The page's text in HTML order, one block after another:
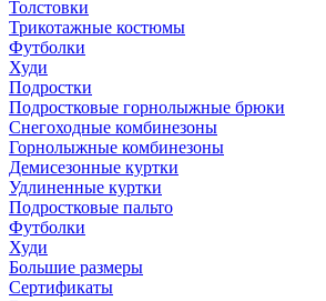
Толстовки
Трикотажные костюмы
Футболки
Худи
Подростки
Подростковые горнолыжные брюки
Снегоходные комбинезоны
Горнолыжные комбинезоны
Демисезонные куртки
Удлиненные куртки
Подростковые пальто
Футболки
Худи
Большие размеры
Сертификаты